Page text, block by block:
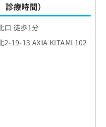
療時間）
口 徒歩1分
2-19-13 AXIA KITAMI 102